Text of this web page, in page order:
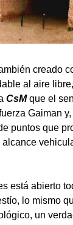
creado
al aire
CsM que el
Gaiman
puntos que
está abierto
lo mismo
un